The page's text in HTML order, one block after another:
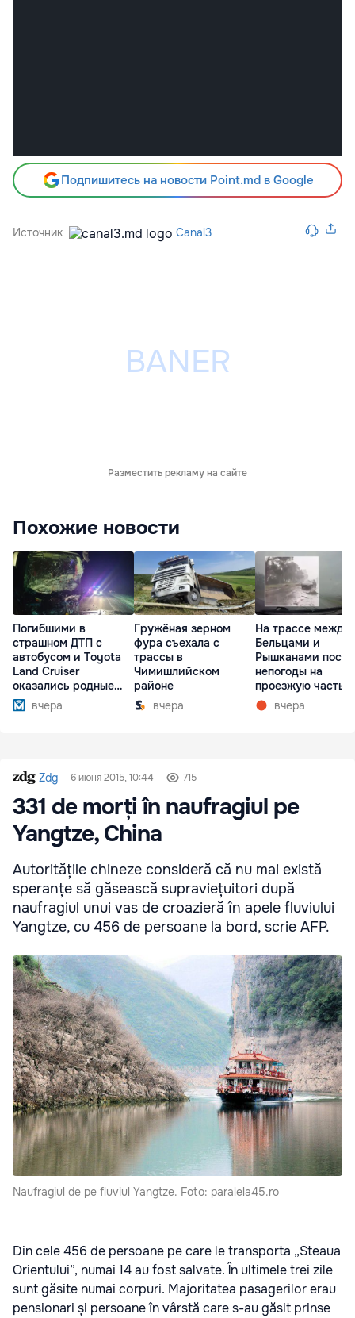
Подпишитесь на новости Point.md в Google
Источник Canal3
Разместить рекламу на сайте
Похожие новости
Погибшими в
страшном ДТП с
автобусом и Toyota
Land Cruiser
оказались родные
братьявчера
Гружёная зерном
фура съехала с
трассы в
Чимишлийском
районе
вчера
На трассе между
Бельцами и
Рышканами после
непогоды на
проезжую часть
упали деревья
вчера
Zdg 6 июня 2015, 10:44 715
331 de morți în naufragiul pe
Yangtze, China
Autoritățile chineze consideră că nu mai există
speranțe să găsească supraviețuitori după
naufragiul unui vas de croazieră în apele fluviului
Yangtze, cu 456 de persoane la bord, scrie AFP.
Naufragiul de pe fluviul Yangtze. Foto: paralela45.ro
Din cele 456 de persoane pe care le transporta „Steaua
Orientului”, numai 14 au fost salvate. În ultimele trei zile
sunt găsite numai corpuri. Majoritatea pasagerilor erau
pensionari și persoane în vârstă care s-au găsit prinse